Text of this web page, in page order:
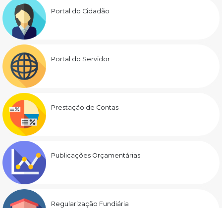
Portal do Cidadão
Portal do Servidor
Prestação de Contas
Publicações Orçamentárias
Regularização Fundiária